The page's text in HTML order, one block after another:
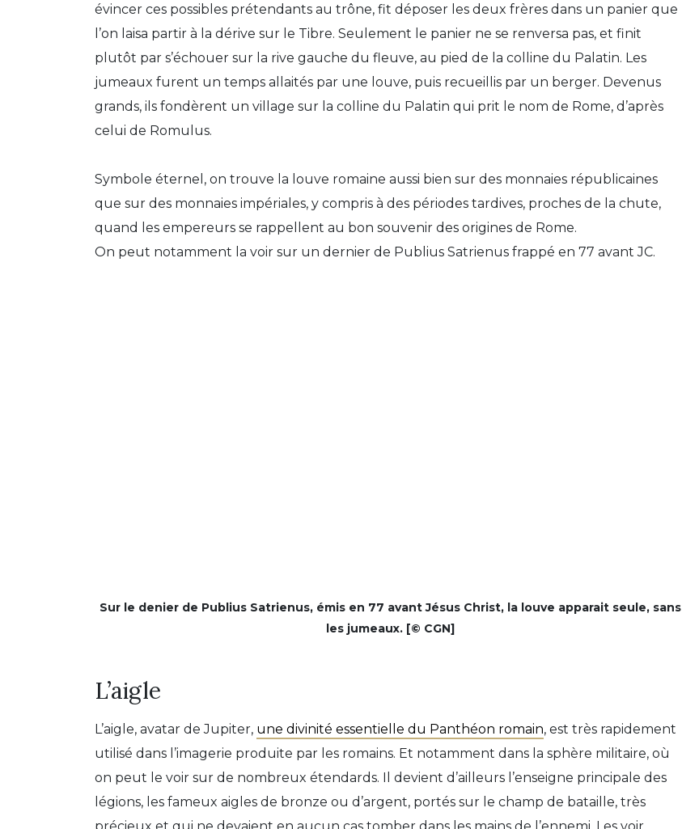
évincer ces possibles prétendants au trône, fit déposer les deux frères dans un panier que
l’on laisa partir à la dérive sur le Tibre. Seulement le panier ne se renversa pas, et finit
plutôt par s’échouer sur la rive gauche du fleuve, au pied de la colline du Palatin. Les
jumeaux furent un temps allaités par une louve, puis recueillis par un berger. Devenus
grands, ils fondèrent un village sur la colline du Palatin qui prit le nom de Rome, d’après
celui de Romulus.
Symbole éternel, on trouve la louve romaine aussi bien sur des monnaies républicaines
que sur des monnaies impériales, y compris à des périodes tardives, proches de la chute,
quand les empereurs se rappellent au bon souvenir des origines de Rome.
On peut notamment la voir sur un dernier de Publius Satrienus frappé en 77 avant JC.
Sur le denier de Publius Satrienus, émis en 77 avant Jésus Christ, la louve apparait seule, sans
les jumeaux. [© CGN]
L’aigle
L’aigle, avatar de Jupiter, une divinité essentielle du Panthéon romain, est très rapidement
utilisé dans l’imagerie produite par les romains. Et notamment dans la sphère militaire, où
on peut le voir sur de nombreux étendards. Il devient d’ailleurs l’enseigne principale des
légions, les fameux aigles de bronze ou d’argent, portés sur le champ de bataille, très